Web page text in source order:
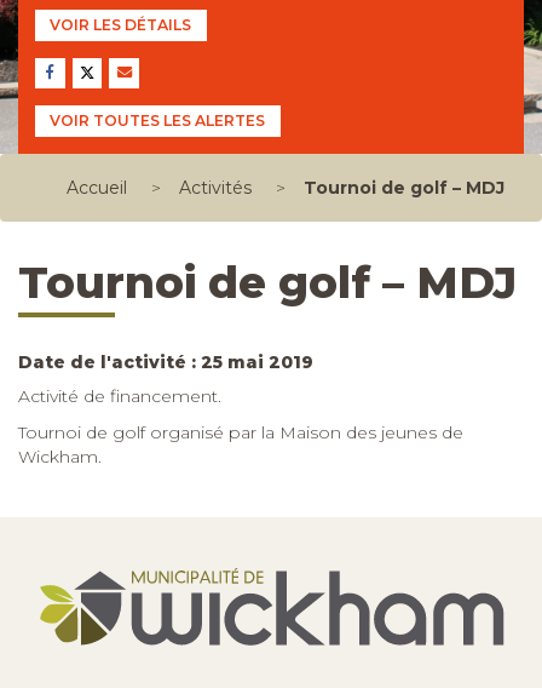
VOIR LES DÉTAILS
VOIR TOUTES LES ALERTES
Accueil > Activités > Tournoi de golf – MDJ
Tournoi de golf – MDJ
Date de l'activité : 25 mai 2019
Activité de financement.
Tournoi de golf organisé par la Maison des jeunes de
Wickham.